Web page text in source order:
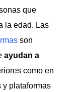
que
la edad. Las
son
ayudan a
como en
y plataformas